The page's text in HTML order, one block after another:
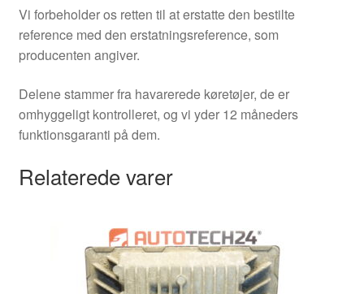
Vi forbeholder os retten til at erstatte den bestilte
reference med den erstatningsreference, som
producenten angiver.
Delene stammer fra havarerede køretøjer, de er
omhyggeligt kontrolleret, og vi yder 12 måneders
funktionsgaranti på dem.
Relaterede varer